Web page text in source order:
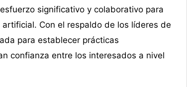
significativo y colaborativo para
Con el respaldo de los líderes de
para establecer prácticas
confianza entre los interesados a nivel